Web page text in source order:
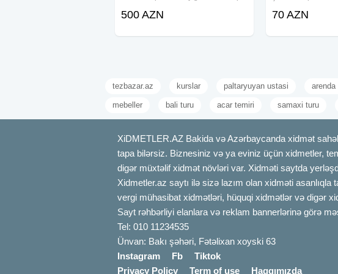
Sendviç panel dedikdə ən önəmli
500 AZN
bilərsiniz).Məclisin
mollaların dəvəti.
70 AZN
tezbazar.az kurslar paltaryuyan ustasi arenda
mebeller bali turu acar temiri samaxi turu
XiDMETLER.AZ Bakida və Azərbaycanda xidmət
tapa bilərsiz. Biznesiniz və ya eviniz üçün xidmetler,
digər müxtəlif xidmət növləri var. Xidməti saytda
Xidmetler.az saytı ilə sizə lazım olan xidməti
vergi mühasibat xidmətləri, hüquqi xidmətlər və digər
Sayt rəhbərliyi elanlara və reklam bannerlərinə görə
Tel: 010 11234535
Ünvan: Bakı şəhəri, Fətəlixan xoyski 63
Instagram
Fb
Tiktok
Privacy Policy
Term of use Haqqımızda